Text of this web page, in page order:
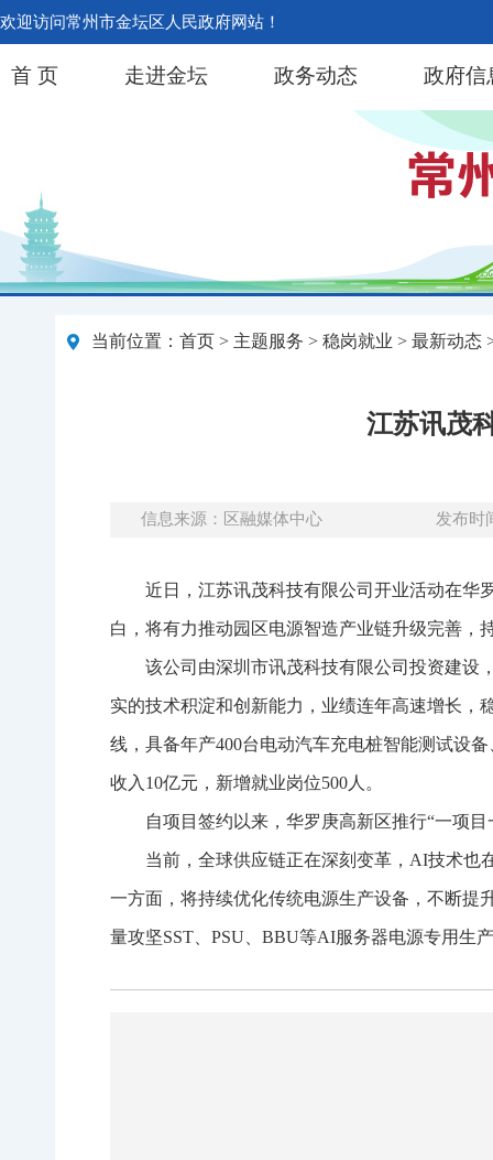
欢迎访问常州市金坛区人民政府网站！
首 页 走进金坛 政务动态 政府信
当前位置： 首页 > 主题服务 > 稳岗就业 > 最新动态
江苏讯茂
信息来源：区融媒体中心 发布时
近日，江苏讯茂科技有限公司开业活动在华
白，将有力推动园区电源智造产业链升级完善，
该公司由深圳市讯茂科技有限公司投资建设
实的技术积淀和创新能力，业绩连年高速增长，
线，具备年产400台电动汽车充电桩智能测试设
收入10亿元，新增就业岗位500人。
自项目签约以来，华罗庚高新区推行“一项
当前，全球供应链正在深刻变革，AI技术也
一方面，将持续优化传统电源生产设备，不断提
量攻坚SST、PSU、BBU等AI服务器电源专用生